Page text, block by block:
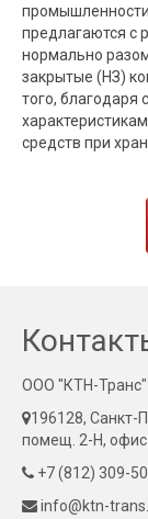
предлагаются с
нормально
закрытые (НЗ)
того,
средств при
ООО "КТН-Транс"
196128, Санкт-
помещ. 2-Н,
+7 (812) 309-
info@ktn-